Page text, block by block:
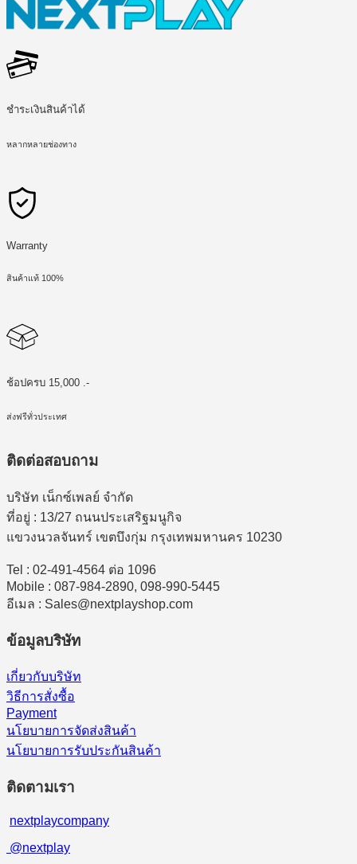
ชำระเงินสินค้าได้
หลากหลายช่องทาง
Warranty
สินค้าแท้ 100%
ช้อปครบ 15,000 .-
ส่งฟรีทั่วประเทศ
ติดต่อสอบถาม
บริษัท เน็กซ์เพลย์ จำกัด
ที่อยู่ : 13/27 ถนนประเสริฐมนูกิจ
แขวงนวลจันทร์ เขตบึงกุ่ม กรุงเทพมหานคร 10230
Tel : 02-491-4564 ต่อ 1096
Mobile : 087-984-2890, 098-990-5445
อีเมล : Sales@nextplayshop.com
ข้อมูลบริษัท
เกี่ยวกับบริษัท
วิธีการสั่งซื้อ
Payment
นโยบายการจัดส่งสินค้า
นโยบายการรับประกันสินค้า
ติดตามเรา
nextplaycompany
@nextplay